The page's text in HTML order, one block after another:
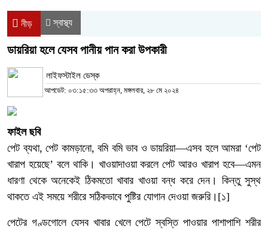
নীড় স্বাস্থ্য
ডায়রিয়া হলে যেসব পানীয় পান করা উপকারী
লাইফস্টাইল ডেস্ক
আপডেট: ০৩:১৫:৩৩ অপরাহ্ন, মঙ্গলবার, ২৮ মে ২০২৪
ফাইল ছবি
পেট ব্যথা, পেট কামড়ানো, বমি বমি ভাব ও ডায়রিয়া—এসব হলে আমরা ‘পেট
খারাপ হয়েছে’ বলে থাকি। খাওয়াদাওয়া করলে পেট আরও খারাপ হবে—এমন
ধারণা থেকে অনেকেই ঠিকমতো খাবার খাওয়া বন্ধ করে দেন। কিন্তু সুস্থ
থাকতে এই সময়ে শরীরে সঠিকভাবে পুষ্টির যোগান দেওয়া জরুরি।[১]
পেটের গণ্ডগোলে যেসব খাবার খেলে পেটে স্বস্তি পাওয়ার পাশাপাশি শরীর